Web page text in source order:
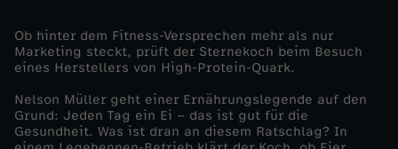
e
n
Ob hinter dem Fitness-Versprechen mehr als nur
Marketing steckt, prüft der Sternekoch beim Besuch
eines Herstellers von High-Protein-Quark.
Nelson Müller geht einer Ernährungslegende auf den
Grund: Jeden Tag ein Ei – das ist gut für die
Gesundheit. Was ist dran an diesem Ratschlag? In